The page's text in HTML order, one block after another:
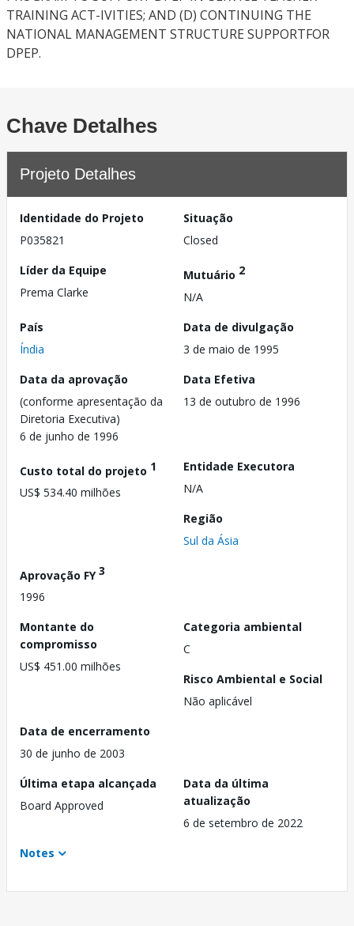
TRAINING ACT-IVITIES; AND (D) CONTINUING THE
NATIONAL MANAGEMENT STRUCTURE SUPPORTFOR
DPEP.
Chave Detalhes
Projeto Detalhes
Identidade do Projeto
P035821
Situação
Closed
Líder da Equipe
Prema Clarke
Mutuário 2
N/A
País
Índia
Data de divulgação
3 de maio de 1995
Data da aprovação
(conforme apresentação da
Diretoria Executiva)
6 de junho de 1996
Data Efetiva
13 de outubro de 1996
Custo total do projeto 1
US$ 534.40 milhões
Entidade Executora
N/A
Região
Sul da Ásia
Aprovação FY3
1996
Montante do
compromisso
US$ 451.00 milhões
Categoria ambiental
C
Risco Ambiental e Social
Não aplicável
Data de encerramento
30 de junho de 2003
Última etapa alcançada
Board Approved
Data da última
atualização
6 de setembro de 2022
Notes